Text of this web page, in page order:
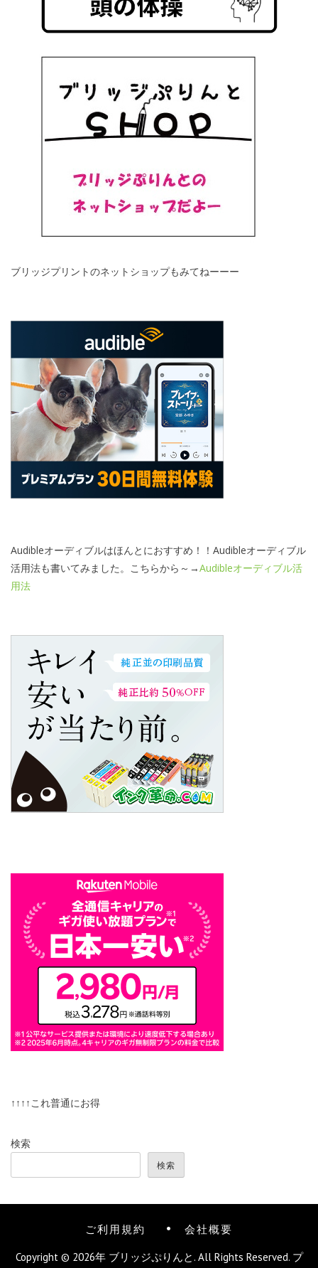
ブリッジプリントのネットショップもみてねーーー
Audibleオーディブルはほんとにおすすめ！！Audibleオーディブル
活用法も書いてみました。こちらから～→Audibleオーディブル活
用法
↑↑↑↑これ普通にお得
検索
検索
ご利用規約 会社概要
Copyright © 2026年 ブリッジぷりんと . All Rights Reserved. プ